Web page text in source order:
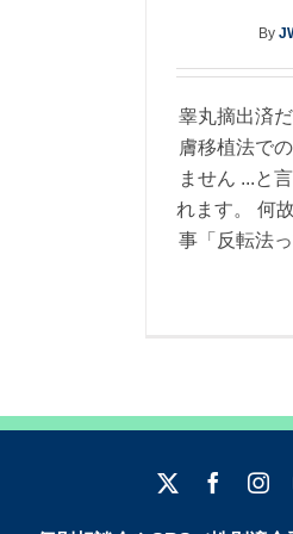
By
睾丸摘出済
膚移植法で
ません ...と
れます。 何
事「反転法